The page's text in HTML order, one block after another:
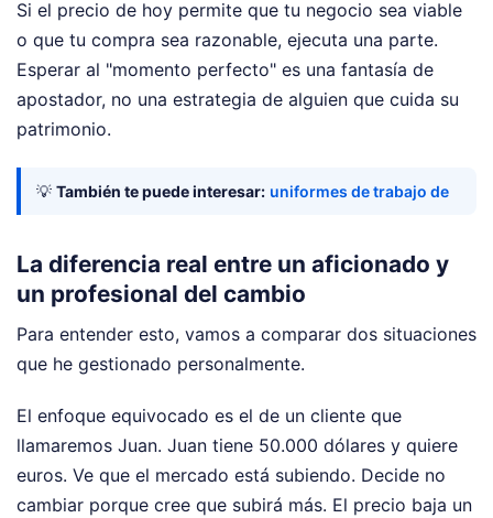
Si el precio de hoy permite que tu negocio sea viable
o que tu compra sea razonable, ejecuta una parte.
Esperar al "momento perfecto" es una fantasía de
apostador, no una estrategia de alguien que cuida su
patrimonio.
💡 También te puede interesar: uniformes de trabajo de
La diferencia real entre un aficionado y
un profesional del cambio
Para entender esto, vamos a comparar dos situaciones
que he gestionado personalmente.
El enfoque equivocado es el de un cliente que
llamaremos Juan. Juan tiene 50.000 dólares y quiere
euros. Ve que el mercado está subiendo. Decide no
cambiar porque cree que subirá más. El precio baja un